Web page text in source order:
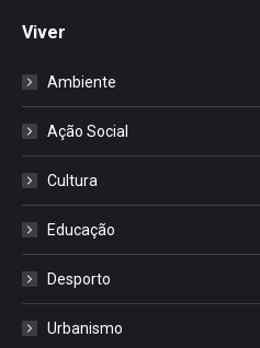
Viver
Ambiente
Ação Social
Cultura
Educação
Desporto
Urbanismo